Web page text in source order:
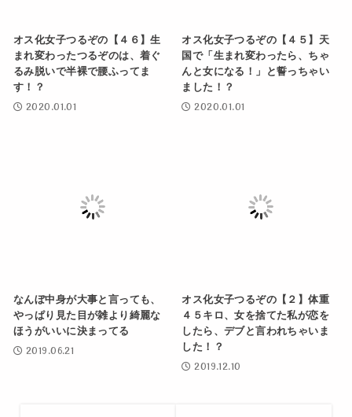
オス化女子つるぞの【４６】生
まれ変わったつるぞのは、着ぐ
るみ脱いで半裸で腰ふってま
す！？
2020.01.01
オス化女子つるぞの【４５】天
国で「生まれ変わったら、ちゃ
んと女になる！」と誓っちゃい
ました！？
2020.01.01
なんぼ中身が大事と言っても、
やっぱり見た目が雑より綺麗な
ほうがいいに決まってる
2019.06.21
オス化女子つるぞの【２】体重
４５キロ、女を捨てた私が恋を
したら、デブと言われちゃいま
した！？
2019.12.10